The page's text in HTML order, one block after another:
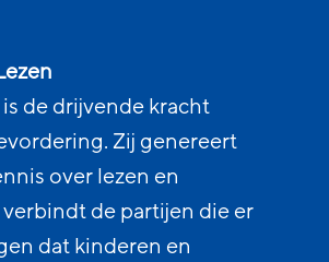
de drijvende kracht
Zij genereert
over lezen en
de partijen die er
dat kinderen en